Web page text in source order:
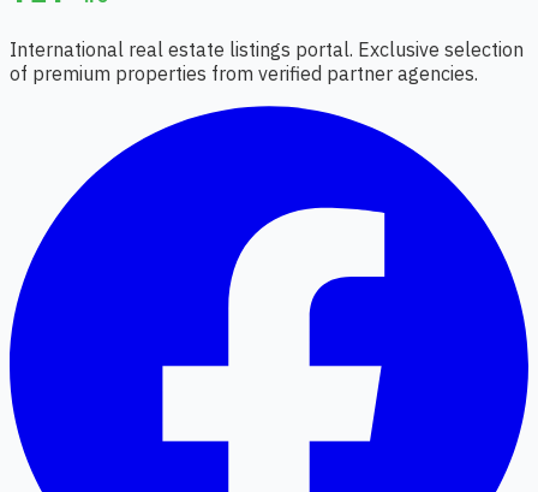
International real estate listings portal. Exclusive selection
of premium properties from verified partner agencies.